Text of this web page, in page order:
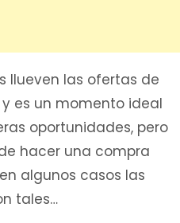
llueven las ofertas de
es un momento ideal
oportunidades, pero
hacer una compra
algunos casos las
tales…